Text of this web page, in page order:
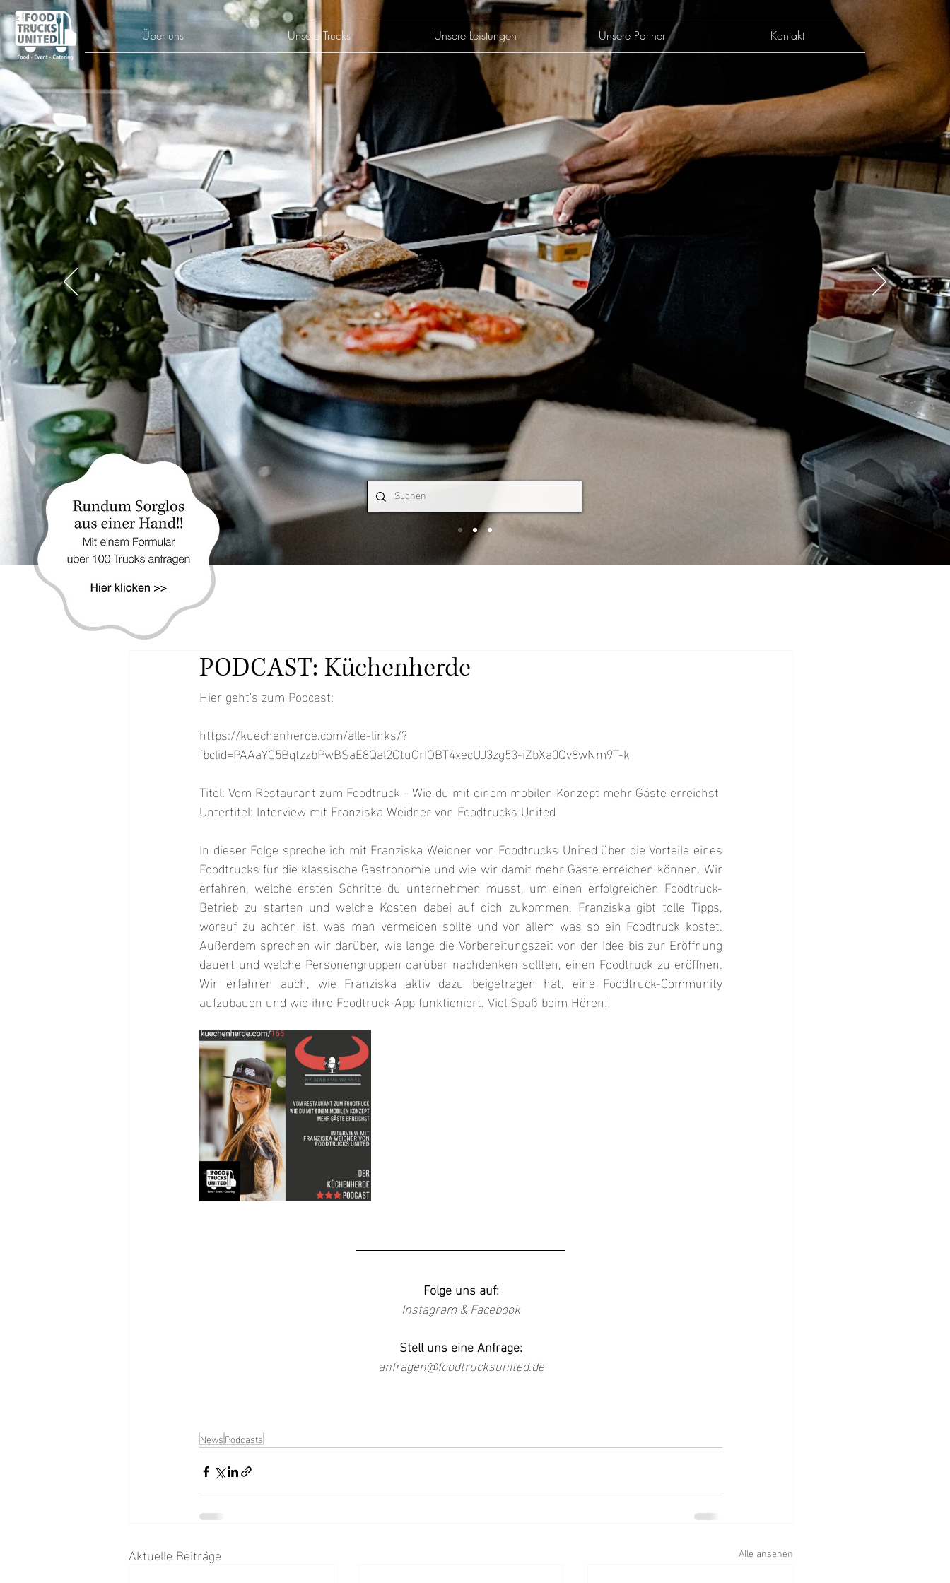
Über uns Unsere Trucks Unsere Leistungen Unsere Partner Kontakt
PODCAST: Küchenherde
Hier geht's zum Podcast:
https://kuechenherde.com/alle-links/?
fbclid=PAAaYC5BqtzzbPwBSaE8Qal2GtuGrIOBT4xecUJ3zg53-iZbXa0Qv8wNm9T-k
Titel: Vom Restaurant zum Foodtruck - Wie du mit einem mobilen Konzept mehr Gäste erreichst
Untertitel: Interview mit Franziska Weidner von Foodtrucks United
In dieser Folge spreche ich mit Franziska Weidner von Foodtrucks United über die Vorteile eines
Foodtrucks für die klassische Gastronomie und wie wir damit mehr Gäste erreichen können. Wir
erfahren, welche ersten Schritte du unternehmen musst, um einen erfolgreichen Foodtruck-
Betrieb zu starten und welche Kosten dabei auf dich zukommen. Franziska gibt tolle Tipps,
worauf zu achten ist, was man vermeiden sollte und vor allem was so ein Foodtruck kostet.
Außerdem sprechen wir darüber, wie lange die Vorbereitungszeit von der Idee bis zur Eröffnung
dauert und welche Personengruppen darüber nachdenken sollten, einen Foodtruck zu eröffnen.
Wir erfahren auch, wie Franziska aktiv dazu beigetragen hat, eine Foodtruck-Community
aufzubauen und wie ihre Foodtruck-App funktioniert. Viel Spaß beim Hören!
Folge uns auf:
Instagram & Facebook
Stell uns eine Anfrage:
anfragen@foodtrucksunited.de
NewsPodcasts
Aktuelle Beiträge Alle ansehen